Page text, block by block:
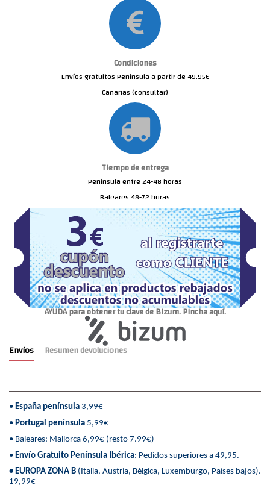
Condiciones
Envíos gratuitos Península a partir de 49.95€
Canarias (consultar)
Tiempo de entrega
Península entre 24-48 horas
Baleares 48-72 horas
AYUDA para obtener tu clave de Bizum. Pincha aquí.
Envíos Resumen devoluciones
• España península 3,99€
• Portugal península 5,99€
• Baleares: Mallorca 6,99€ (resto 7.99€)
• Envío Gratuito Península Ibérica: Pedidos superiores a 49,95.
• EUROPA ZONA B (Italia, Austria, Bélgica, Luxemburgo, Países bajos).
19,99€